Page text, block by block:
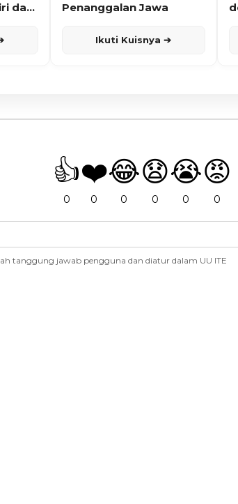
dan
Penanggalan Jawa
Ikuti Kuisnya ➔
👍
0
❤️
0
😂
0
😧
0
😭
0
😡
0
tanggung jawab pengguna dan diatur dalam UU ITE